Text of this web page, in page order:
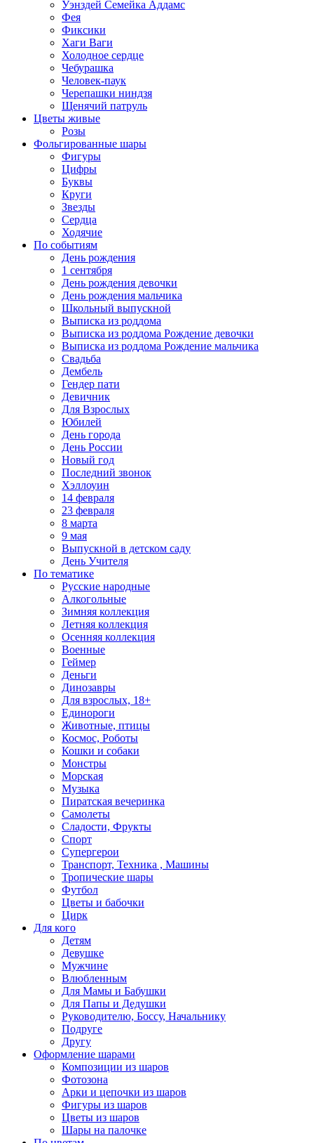
Уэнздей Семейка Аддамс
Фея
Фиксики
Хаги Ваги
Холодное сердце
Чебурашка
Человек-паук
Черепашки ниндзя
Щенячий патруль
Цветы живые
Розы
Фольгированные шары
Фигуры
Цифры
Буквы
Круги
Звезды
Сердца
Ходячие
По событиям
День рождения
1 сентября
День рождения девочки
День рождения мальчика
Школьный выпускной
Выписка из роддома
Выписка из роддома Рождение девочки
Выписка из роддома Рождение мальчика
Свадьба
Дембель
Гендер пати
Девичник
Для Взрослых
Юбилей
День города
День России
Новый год
Последний звонок
Хэллоуин
14 февраля
23 февраля
8 марта
9 мая
Выпускной в детском саду
День Учителя
По тематике
Русские народные
Алкогольные
Зимняя коллекция
Летняя коллекция
Осенняя коллекция
Военные
Геймер
Деньги
Динозавры
Для взрослых, 18+
Единороги
Животные, птицы
Космос, Роботы
Кошки и собаки
Монстры
Морская
Музыка
Пиратская вечеринка
Самолеты
Сладости, Фрукты
Спорт
Супергерои
Транспорт, Техника , Машины
Тропические шары
Футбол
Цветы и бабочки
Цирк
Для кого
Детям
Девушке
Мужчине
Влюбленным
Для Мамы и Бабушки
Для Папы и Дедушки
Руководителю, Боссу, Начальнику
Подруге
Другу
Оформление шарами
Композиции из шаров
Фотозона
Арки и цепочки из шаров
Фигуры из шаров
Цветы из шаров
Шары на палочке